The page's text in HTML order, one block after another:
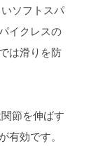
ソフトスパ
イクレスの
は滑りを防
節を伸ばす
効です。